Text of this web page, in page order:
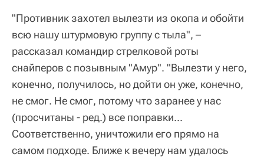
"Противник захотел вылезти из окопа и обойти
всю нашу штурмовую группу с тыла", –
рассказал командир стрелковой роты
снайперов с позывным "Амур". "Вылезти у него,
конечно, получилось, но дойти он уже, конечно,
не смог. Не смог, потому что заранее у нас
(просчитаны - ред.) все поправки...
Соответственно, уничтожили его прямо на
самом подходе. Ближе к вечеру нам удалось